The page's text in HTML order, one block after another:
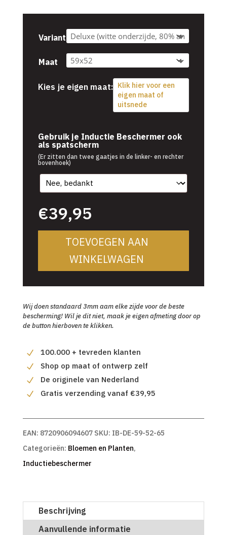
€54,95
Variant
Maat
Kies je eigen maat: Klik hier voor een
eigen maat of
uitsnede
€39,95
Gebruik je Inductie Beschermer ook
als spatscherm
(Er zitten dan twee gaatjes in de linker- en rechter
bovenhoek)
€39,95
TOEVOEGEN AAN
WINKELWAGEN
Wij doen standaard 3mm aam elke zijde voor de beste
bescherming! Wil je dit niet, maak je eigen afmeting door op
de button hierboven te klikken.
100.000 + tevreden klanten
Shop op maat of ontwerp zelf
De originele van Nederland
Gratis verzending vanaf €39,95
EAN: 8720906094607 SKU: IB-DE-59-52-65
Categorieën: Bloemen en Planten,
Inductiebeschermer
Beschrijving
Aanvullende informatie